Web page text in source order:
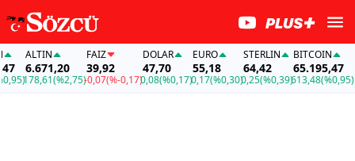
ALTIN
6.671,20
178,61(%2,75)
FAİZ
39,92
-0,07(%-0,17)
DOLAR
47,70
0,08(%0,17)
EURO
55,18
0,17(%0,30)
STERLIN
64,42
0,25(%0,39)
BITCOIN
65.195,47
613,48(%0,95)